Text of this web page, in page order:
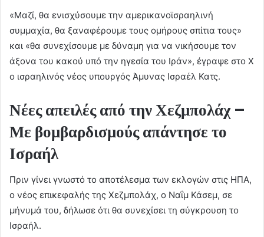
«Μαζί, θα ενισχύσουμε την αμερικανοϊσραηλινή
συμμαχία, θα ξαναφέρουμε τους ομήρους σπίτια τους»
και «θα συνεχίσουμε με δύναμη για να νικήσουμε τον
άξονα του κακού υπό την ηγεσία του Ιράν», έγραψε στο X
ο ισραηλινός νέος υπουργός Άμυνας Ισραέλ Κατς.
Νέες απειλές από την Χεζμπολάχ –
Με βομβαρδισμούς απάντησε το
Ισραήλ
Πριν γίνει γνωστό το αποτέλεσμα των εκλογών στις ΗΠΑ,
ο νέος επικεφαλής της Χεζμπολάχ, ο Ναΐμ Κάσεμ, σε
μήνυμά του, δήλωσε ότι θα συνεχίσει τη σύγκρουση το
Ισραήλ.